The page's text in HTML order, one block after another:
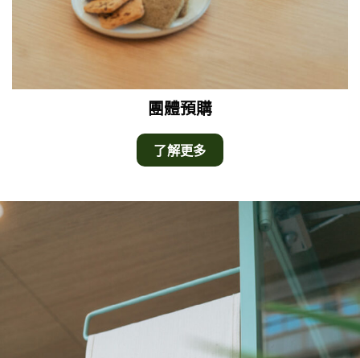
團體預購
了解更多